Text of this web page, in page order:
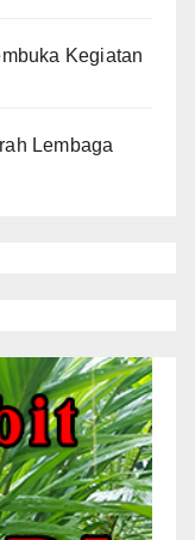
Kegiatan
Lembaga